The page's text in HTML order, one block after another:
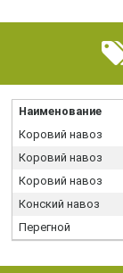
Наименование
Коровий навоз
Коровий навоз
Коровий навоз
Конский навоз
Перегной